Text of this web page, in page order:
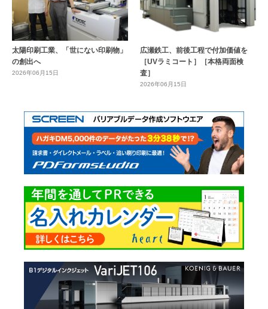
太陽印刷工業、「世にない印刷物」
の創出へ
2026年06月15日
広瀬鉄工、前後工程で付加価値を
［UVラミコート］［本格両面検
査］
2026年06月15日